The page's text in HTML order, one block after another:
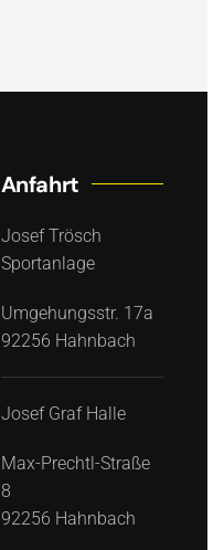
Anfahrt
Josef Trösch
Sportanlage
Umgehungsstr. 17a
92256 Hahnbach
Josef Graf Halle
Max-Prechtl-Straße
8
92256 Hahnbach